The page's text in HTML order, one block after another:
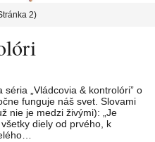
2)
séria „Vládcovia & kontrolóri” o
funguje náš svet. Slovami
nie je medzi živými): „Je
diely od prvého, k